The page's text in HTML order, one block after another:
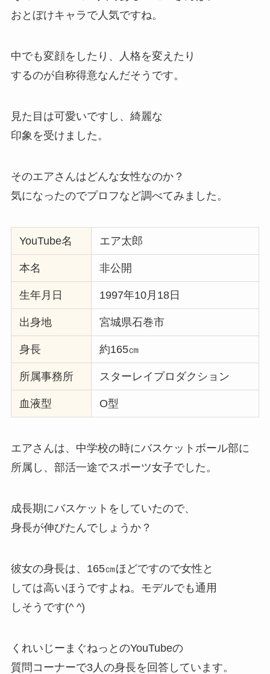
おとぼけキャラで人気ですね。
中でも変顔をしたり、人格を変えたり
するのが自称得意なんだそうです。
見た目は可愛いですし、綺麗な
印象を受けました。
そのエアさんはどんな女性なのか？
気になったのでプロフなど調べてみました。
YouTube名 エア太郎
本名 非公開
生年月日 1997年10月18日
出身地 宮城県石巻市
身長 約165㎝
所属事務所 スターレイプロダクション
血液型 O型
エアさんは、中学校の時にバスケットボール部に
所属し、部活一途でスポーツ女子でした。
成長期にバスケットをしていたので、
身長が伸びたんでしょうか？
彼女の身長は、165㎝ほどですので女性と
しては高いほうですよね。モデルでも通用
しそうです(^ ^)
くれいじーまぐねっとのYouTubeの
質問コーナーで3人の身長を回答しています。